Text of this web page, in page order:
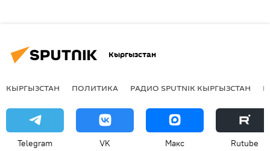
Кыргызстан
КЫРГЫЗСТАН ПОЛИТИКА РАДИО SPUTNIK КЫРГЫЗСТАН
Telegram VK Макс Rutube